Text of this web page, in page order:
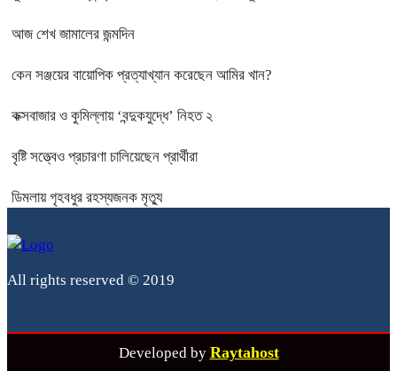
আজ শেখ জামালের জন্মদিন
কেন সঞ্জয়ের বায়োপিক প্রত্যাখ্যান করেছেন আমির খান?
কক্সবাজার ও কুমিল্লায় ‘বন্দুকযুদ্ধে’ নিহত ২
বৃষ্টি সত্ত্বেও প্রচারণা চালিয়েছেন প্রার্থীরা
ডিমলায় গৃহবধুর রহস্যজনক মৃত্যু
All rights reserved © 2019
Developed by Raytahost